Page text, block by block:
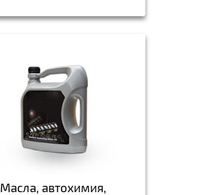
Масла, автохимия,